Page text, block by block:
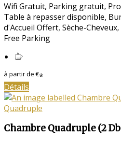
Wifi Gratuit, Parking gratuit,
Table à repasser disponible,
d'Accueil Offert, Sèche-Cheveux,
Free Parking
à partir de €*
Détails
Chambre Quadruple (2